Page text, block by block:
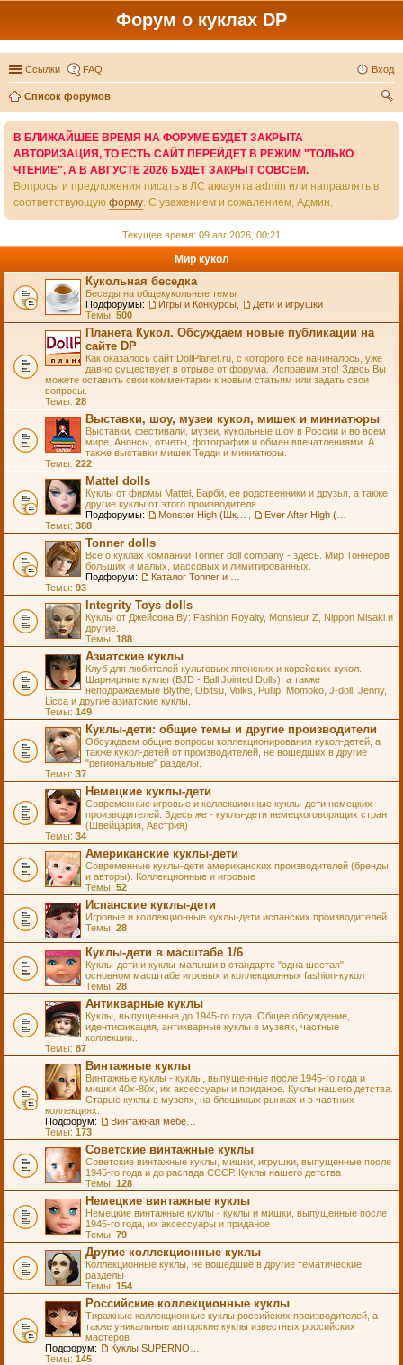
Форум о куклах DP
Ссылки FAQ Вход
Список форумов
В БЛИЖАЙШЕЕ ВРЕМЯ НА ФОРУМЕ БУДЕТ ЗАКРЫТА
АВТОРИЗАЦИЯ, ТО ЕСТЬ САЙТ ПЕРЕЙДЕТ В РЕЖИМ "ТОЛЬКО
ЧТЕНИЕ", А В АВГУСТЕ 2026 БУДЕТ ЗАКРЫТ СОВСЕМ.
Вопросы и предложения писать в ЛС аккаунта admin или направлять в
соответствующую форму. С уважением и сожалением, Админ.
Текущее время: 09 авг 2026, 00:21
Мир кукол
Кукольная беседка
Беседы на общекукольные темы
Подфорумы:
Игры и Конкурсы
Дети и игрушки
Темы: 500
Планета Кукол. Обсуждаем новые публикации на
сайте DP
Как оказалось сайт DollPlanet.ru, с которого все начиналось, уже
давно существует в отрыве от форума. Исправим это! Здесь Вы
можете оставить свои комментарии к новым статьям или задать свои
вопросы.
Темы: 28
Выставки, шоу, музеи кукол, мишек и миниатюры
Выставки, фестивали, музеи, кукольные шоу в России и во всем
мире. Анонсы, отчеты, фотографии и обмен впечатлениями. А
также выставки мишек Тедди и миниатюры.
Темы: 222
Mattel dolls
Куклы от фирмы Mattel. Барби, ее родственники и друзья, а также
другие куклы от этого производителя.
Подфорумы:
Темы: 388
Tonner dolls
Всё о куклах компании Tonner doll company - здесь. Мир Тоннеров
больших и малых, массовых и лимитированных.
Подфорум:
Темы: 93
Integrity Toys dolls
Куклы от Джейсона Ву: Fashion Royalty, Monsieur Z, Nippon Misaki и
другие.
Темы: 188
Азиатские куклы
Клуб для любителей культовых японских и корейских кукол.
Шарнирные куклы (BJD - Ball Jointed Dolls), а также
неподражаемые Blythe, Obitsu, Volks, Pullip, Momoko, J-doll, Jenny,
Licca и другие азиатские куклы.
Темы: 149
Куклы-дети: общие темы и другие производители
Обсуждаем общие вопросы коллекционирования кукол-детей, а
также кукол-детей от производителей, не вошедших в другие
"региональные" разделы.
Темы: 37
Немецкие куклы-дети
Современные игровые и коллекционные куклы-дети немецких
производителей. Здесь же - куклы-дети немецкоговорящих стран
(Швейцария, Австрия)
Темы: 34
Американские куклы-дети
Современные куклы-дети американских производителей (бренды
и авторы). Коллекционные и игровые
Темы: 52
Испанские куклы-дети
Игровые и коллекционные куклы-дети испанских производителей
Темы: 28
Куклы-дети в масштабе 1/6
Куклы-дети и куклы-малыши в стандарте "одна шестая" -
основном масштабе игровых и коллекционных fashion-кукол
Темы: 28
Антикварные куклы
Куклы, выпущенные до 1945-го года. Общее обсуждение,
идентификация, антикварные куклы в музеях, частные
коллекции...
Темы: 87
Винтажные куклы
Винтажные куклы - куклы, выпущенные после 1945-го года и
мишки 40х-80х, их аксессуары и приданое. Куклы нашего детства.
Старые куклы в музеях, на блошиных рынках и в частных
коллекциях.
Подфорум:
Темы: 173
Советские винтажные куклы
Советские винтажные куклы, мишки, игрушки, выпущенные после
1945-го года и до распада СССР. Куклы нашего детства
Темы: 128
Немецкие винтажные куклы
Немецкие винтажные куклы - куклы и мишки, выпущенные после
1945-го года, их аксессуары и приданое
Темы: 79
Другие коллекционные куклы
Коллекционные куклы, не вошедшие в другие тематические
разделы
Темы: 154
Российские коллекционные куклы
Тиражные коллекционные куклы российских производителей, а
также уникальные авторские куклы известных российских
мастеров
Подфорум:
Темы: 145